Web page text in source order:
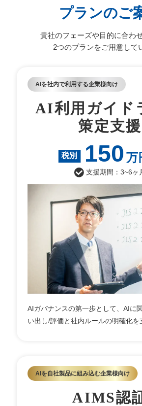
プランのご
貴社のフェーズや目的に合わ
2つのプランをご用意して
AIを社内で利用する企業様向け
AI利用ガイド
策定支援
税別 150 万
支援期間：3~6ヶ
AIガバナンスの第一歩として、AIに
い出し/評価と社内ルールの明確化を
AIを自社製品に組み込む企業様向け
AIMS認